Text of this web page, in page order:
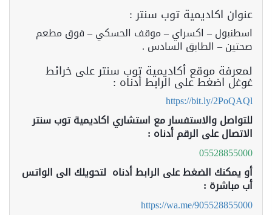
عنوان اكاديمية توب سنتر :
اسطنبول – اكسراي – موقف الحسكي – فوق مطعم
صحتين – الطابق السادس .
لمعرفة موقع أكاديمية توب سنتر على خرائط
غوغل اضغط على الرابط أدناه :
https://bit.ly/2PoQAQl
للتواصل والاستفسار مع استشاري اكاديمية توب سنتر
الاتصال على الرقم أدناه :
05528855000
أو يمكنك الضغط على الرابط أدناه لتحويلك الى الواتس
أب مباشرة :
https://wa.me/905528855000